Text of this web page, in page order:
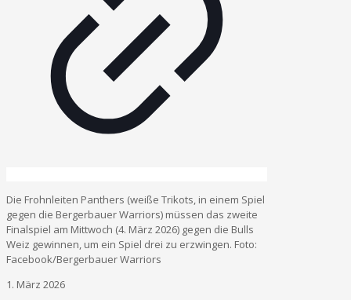
Die Frohnleiten Panthers (weiße Trikots, in einem Spiel
gegen die Bergerbauer Warriors) müssen das zweite
Finalspiel am Mittwoch (4. März 2026) gegen die Bulls
Weiz gewinnen, um ein Spiel drei zu erzwingen. Foto:
Facebook/Bergerbauer Warriors
1. März 2026